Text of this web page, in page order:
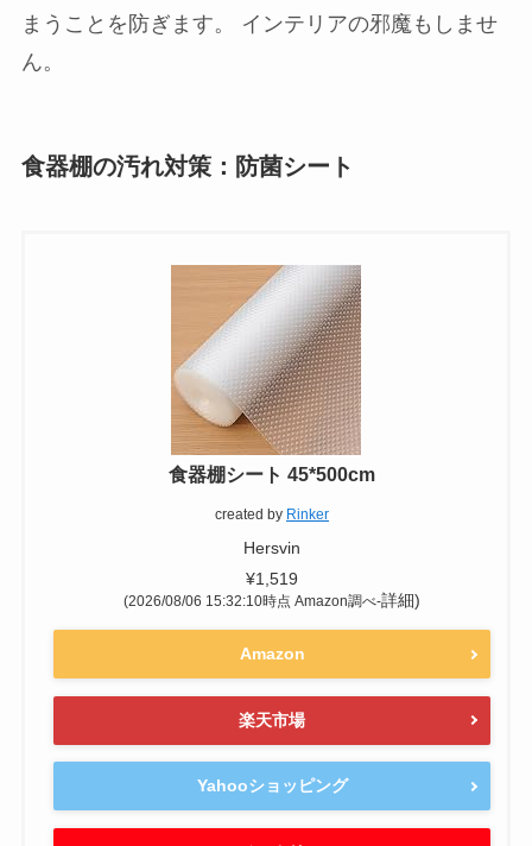
まうことを防ぎます。 インテリアの邪魔もしませ
ん。
食器棚の汚れ対策：防菌シート
食器棚シート 45*500cm
created by Rinker
Hersvin
¥1,519
(2026/08/06 15:32:10時点 Amazon調べ-詳細)
Amazon
楽天市場
Yahooショッピング